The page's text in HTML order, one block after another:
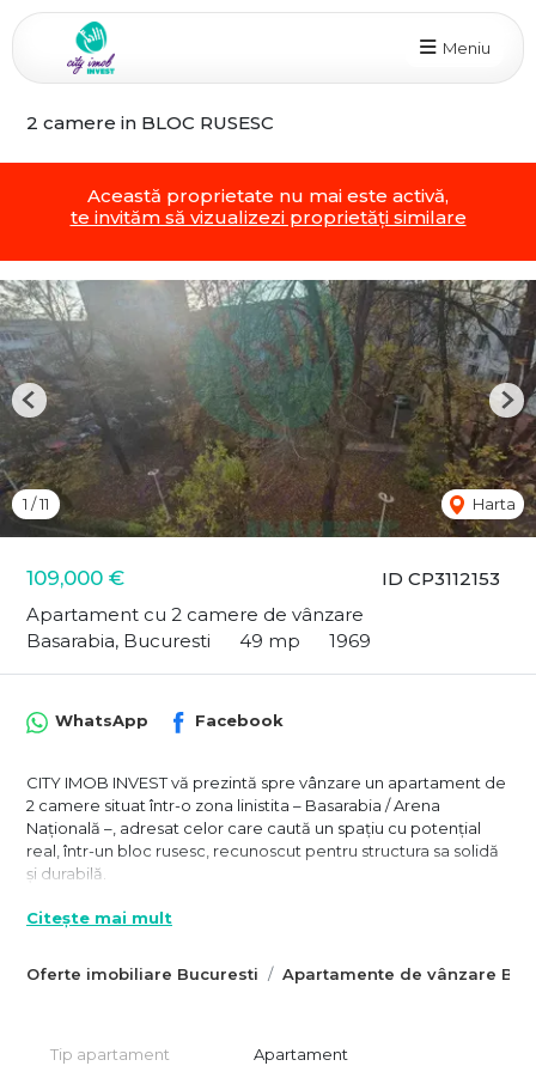
Meniu
2 camere in BLOC RUSESC
Această proprietate nu mai este activă,
te invităm să vizualizezi proprietăți similare
ID CP3112153
109,000 €
Apartament cu 2 camere de vânzare
Basarabia, Bucuresti
49 mp 1969
1 /11 Harta
Previous
Oferte imobiliare Bucuresti Apartamente de vânzare
WhatsApp Facebook
CITY IMOB INVEST vă prezintă spre vânzare un apartament de
2 camere situat într-o zona linistita – Basarabia / Arena
Națională –, adresat celor care caută un spațiu cu potențial
real, într-un bloc rusesc, recunoscut pentru structura sa solidă
și durabilă.
Apartamentul se află la etajul 3 din 4, într-un bloc anvelopat,
oferă atât funcționalitate, cât și posibilitatea unei reconfigurări
poate fi integrat ușor în spațiul util, oferind o bucătărie mai
Citește mai mult
Tip apartament Apartament